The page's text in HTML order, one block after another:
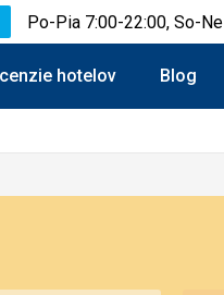
Po-Pia 7:00-22:00, So-
hotelov Blog